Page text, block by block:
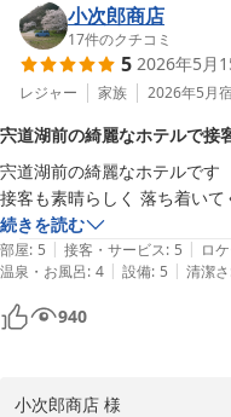
また、館内の様子や周辺の
だき、重ねて御礼申し上げま
当館のロビーや客室から望
拝見し、大変嬉しく存じま
これからも快適で心地よい
施設の維持向上に努めてま
また松江へお越しの際は、
スタッフ一同、心よりお待
ご投稿いただき、誠にあり
担当　梶谷
2026-07-25
小次郎商店
17件のクチコミ
5 2026年5月
レジャー 家族 2026年5月
宍道湖前の綺麗なホテルで接
宍道湖前の綺麗なホテルです
続きを読む
部屋: 5 | 接客・サービス: 5 | ロ
温泉・お風呂: 4 | 設備: 5 | 清潔さ
940
小次郎商店 様